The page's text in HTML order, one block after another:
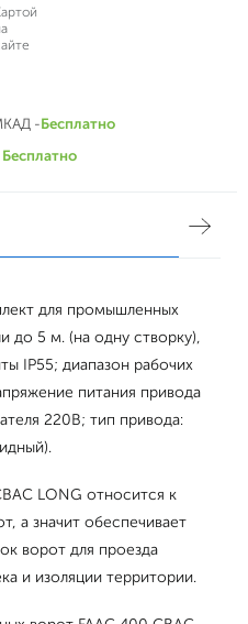
-Бесплатно
Бесплатно
для промышленных
до 5 м. (на одну створку),
IP55; диапазон рабочих
питания привода
220В; тип привода:
LONG относится к
а значит обеспечивает
ворот для проезда
и изоляции территории.